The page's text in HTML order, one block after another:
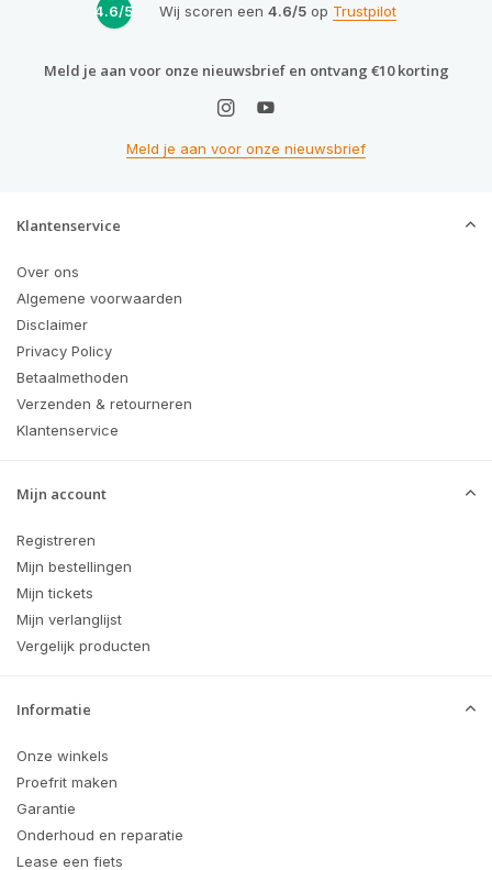
4.6/5 Wij scoren een 4.6/5op Trustpilot
Meld je aan voor onze nieuwsbrief en ontvang €10 korting
Meld je aan voor onze nieuwsbrief
Klantenservice
Over ons
Algemene voorwaarden
Disclaimer
Privacy Policy
Betaalmethoden
Verzenden & retourneren
Klantenservice
Mijn account
Registreren
Mijn bestellingen
Mijn tickets
Mijn verlanglijst
Vergelijk producten
Informatie
Onze winkels
Proefrit maken
Garantie
Onderhoud en reparatie
Lease een fiets